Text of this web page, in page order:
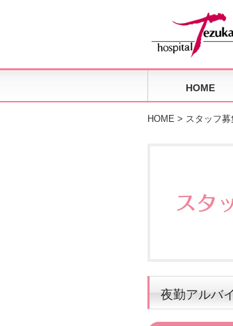
HOME
HOME > スタッフ
夜勤アルバ